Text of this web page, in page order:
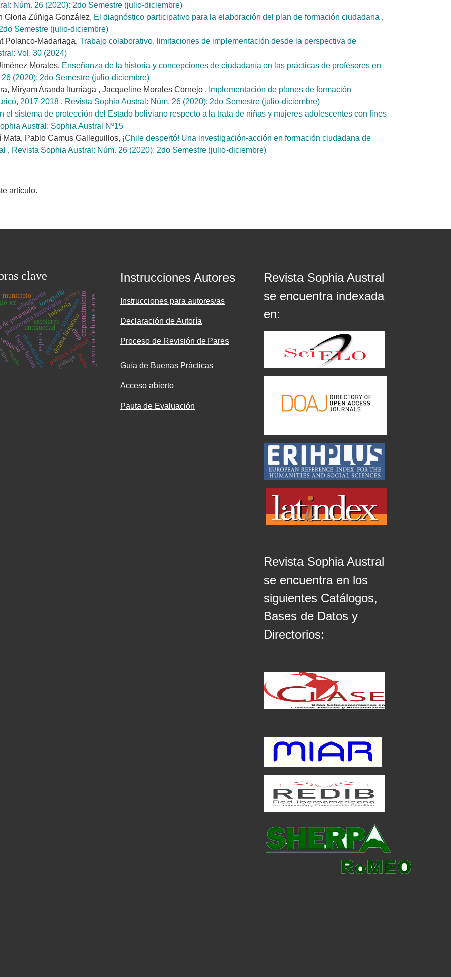
Núm. 26 (2020): 2do Semestre (julio-diciembre)
Gloria Zúñiga González, El diagnóstico participativo para la elaboración del plan de formación ciudadana ,
Semestre (julio-diciembre)
Polanco-Madariaga, Trabajo colaborativo, limitaciones de implementación desde la perspectiva de
Vol. 30 (2024)
Morales, Enseñanza de la historia y concepciones de ciudadanía en las prácticas de profesores en
(2020): 2do Semestre (julio-diciembre)
Miryam Aranda Iturriaga , Jacqueline Morales Cornejo , Implementación de planes de formación
2017-2018 , Revista Sophia Austral: Núm. 26 (2020): 2do Semestre (julio-diciembre)
el sistema de protección del Estado boliviano respecto a la trata de niñas y mujeres adolescentes con fines
Austral: Sophia Austral Nº15
Pablo Camus Galleguillos, ¡Chile despertó! Una investigación-acción en formación ciudadana de
, Revista Sophia Austral: Núm. 26 (2020): 2do Semestre (julio-diciembre)
artículo.
clave
escolares
parimonio alimentario
patrimonio ferroviario
dramatología
personajes drama histórico
fuerte bulnes
salvaguarda
antiguedad
estado política culturalprovincia de buenos aires
fotografía
xx
españa
paisaje
enapemprendimiento
teoría
municipio
industria
artista
Instrucciones Autores
Instrucciones para autores/as
Declaración de Autoría
Proceso de Revisión de Pares
Guía de Buenas Prácticas
Acceso abierto
Pauta de Evaluación
Revista Sophia Austral
se encuentra indexada
en:
Revista Sophia Austral
se encuentra en los
siguientes Catálogos,
Bases de Datos y
Directorios: